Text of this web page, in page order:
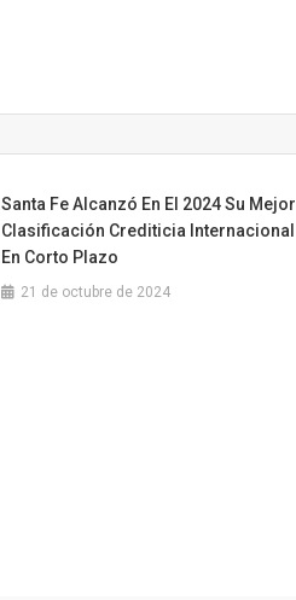
Santa Fe Alcanzó En El 2024 Su Mejor
Clasificación Crediticia Internacional
En Corto Plazo
21 de octubre de 2024